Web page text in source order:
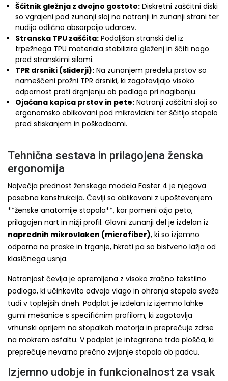
Ščitnik gležnja z dvojno gostoto: Diskretni zaščitni diski
so vgrajeni pod zunanji sloj na notranji in zunanji strani ter
nudijo odlično absorpcijo udarcev.
Stranska TPU zaščita: Podaljšan stranski del iz
trpežnega TPU materiala stabilizira gleženj in ščiti nogo
pred stranskimi silami.
TPR drsniki (sliderji): Na zunanjem predelu prstov so
nameščeni prožni TPR drsniki, ki zagotavljajo visoko
odpornost proti drgnjenju ob podlago pri nagibanju.
Ojačana kapica prstov in pete: Notranji zaščitni sloji so
ergonomsko oblikovani pod mikrovlakni ter ščitijo stopalo
pred stiskanjem in poškodbami.
Tehnična sestava in prilagojena ženska
ergonomija
Največja prednost ženskega modela Faster 4 je njegova
posebna konstrukcija. Čevlji so oblikovani z upoštevanjem
**ženske anatomije stopala**, kar pomeni ožjo peto,
prilagojen nart in nižji profil. Glavni zunanji del je izdelan iz
naprednih mikrovlaken (microfiber), ki so izjemno
odporna na praske in trganje, hkrati pa so bistveno lažja od
klasičnega usnja.
Notranjost čevlja je opremljena z visoko zračno tekstilno
podlogo, ki učinkovito odvaja vlago in ohranja stopala sveža
tudi v toplejših dneh. Podplat je izdelan iz izjemno lahke
gumi mešanice s specifičnim profilom, ki zagotavlja
vrhunski oprijem na stopalkah motorja in preprečuje zdrse
na mokrem asfaltu. V podplat je integrirana trda plošča, ki
preprečuje nevarno prečno zvijanje stopala ob padcu.
Izjemno udobje in funkcionalnost za vsak